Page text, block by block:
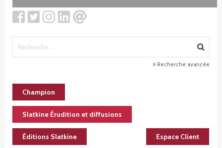
Recherche avancée
Champion
Slatkine Érudition et diffusions
Éditions Slatkine Espace Client